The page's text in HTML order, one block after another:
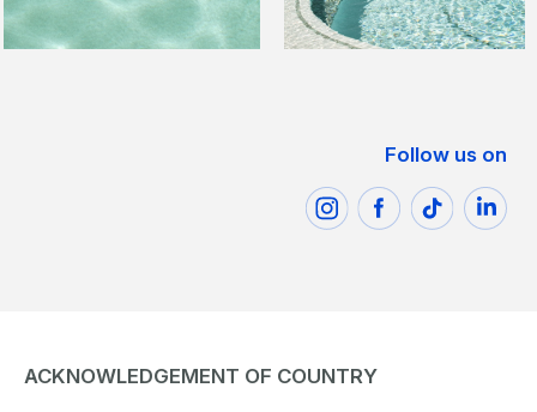
Follow us on
ACKNOWLEDGEMENT OF COUNTRY